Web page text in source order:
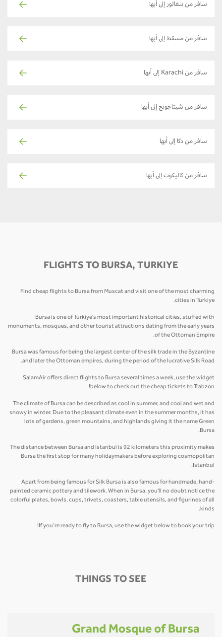
سافر من بنغالور إلى أبها
سافر من مسقط إلى أبها
سافر من Karachi إلى أبها
سافر من شيتاجونج إلى أبها
سافر من دكا إلى أبها
سافر من كاليكوت إلى أبها
FLIGHTS TO BURSA, TURKIYE
Find cheap flights to Bursa from Muscat and visit one of the most charming
cities in Turkiye.
Bursa is one of Turkiye's most important historical cities, stuffed with
monuments, mosques, and other tourist attractions dating from the early years
of the Ottoman Empire.
Bursa was famous for being the largest center of the silk trade in the Byzantine
and later the Ottoman empires, during the period of the lucrative Silk Road.
SalamAir offers direct flights to Bursa several times a week, use the widget
below to check out the cheap tickets to Trabzon!
The climate of Bursa can be described as cool in summer, and cool and wet and
snowy in winter. Due to the pleasant climate even in the summer months, it has
lots of gardens, green mountains, and highlands giving it the name Green
Bursa.
The distance between Bursa and Istanbul is 92 kilometers this proximity makes
Bursa the first stop for many holidaymakers before exploring cosmopolitan
Istanbul.
Apart from being famous for Silk Bursa is also famous for handmade, hand-
painted ceramic pottery and tilework. When in Bursa, you'll no doubt notice the
colorful plates, bowls, cups, trivets, coasters, table utensils, and figurines of all
kinds.
If you’re ready to fly to Bursa, use the widget below to book your trip!
THINGS TO SEE
Grand Mosque of Bursa